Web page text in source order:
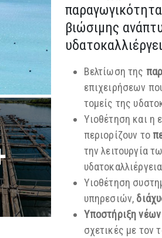
βιώσιμης
Βελτίωση της
επιχειρήσεων
τομείς της
Υιοθέτηση και η
περιορίζουν το
την λειτουργία
Υιοθέτηση
υπηρεσιών,
Υποστήριξη
σχετικές με τον